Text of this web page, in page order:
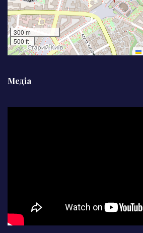
300 m
500 ft
Медіа